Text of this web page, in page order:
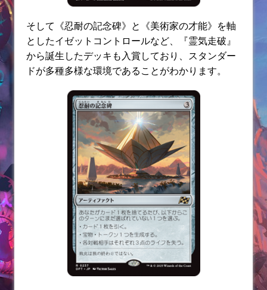
そして《忍耐の記念碑》と《美術家の才能》を軸
としたイゼットコントロールなど、『霊気走破』
から誕生したデッキも入賞しており、スタンダー
ドが多種多様な環境であることがわかります。